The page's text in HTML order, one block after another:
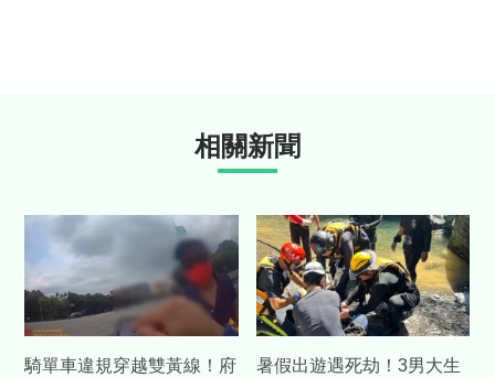
相關新聞
騎單車違規穿越雙黃線！府
暑假出遊遇死劫！3男大生